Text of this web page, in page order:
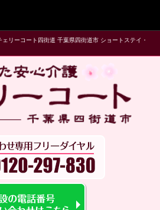
リーコート四街道 千葉県四街道市 ショートステイ・